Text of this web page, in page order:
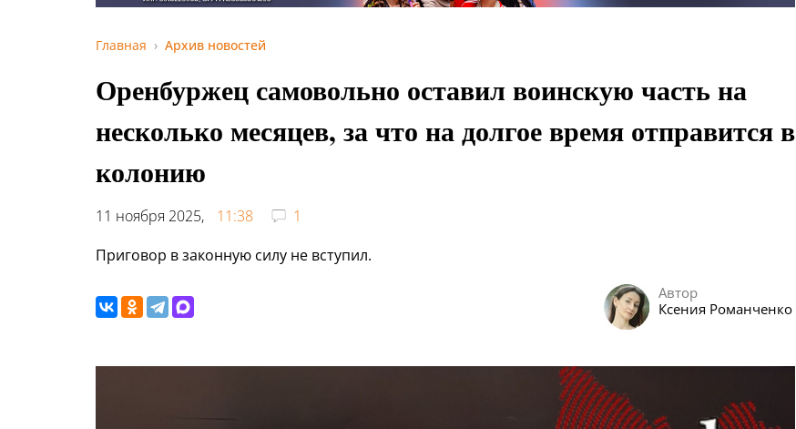
Главная Архив новостей
Оренбуржец самовольно оставил воинскую часть на
несколько месяцев, за что на долгое время отправится в
колонию
11 ноября 2025, 11:38
1
Приговор в законную силу не вступил.
Автор
Ксения Романченко